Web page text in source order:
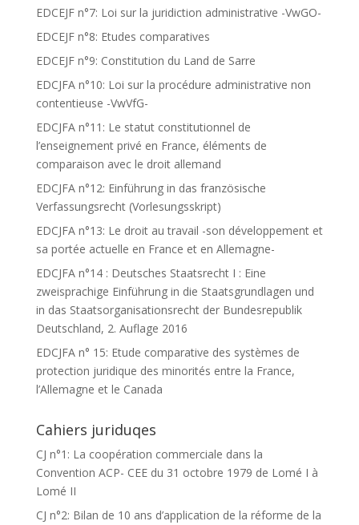
EDCEJF n°7: Loi sur la juridiction administrative -VwGO-
EDCEJF n°8: Etudes comparatives
EDCEJF n°9: Constitution du Land de Sarre
EDCJFA n°10: Loi sur la procédure administrative non
contentieuse -VwVfG-
EDCJFA n°11: Le statut constitutionnel de
l’enseignement privé en France, éléments de
comparaison avec le droit allemand
EDCJFA n°12: Einführung in das französische
Verfassungsrecht (Vorlesungsskript)
EDCJFA n°13: Le droit au travail -son développement et
sa portée actuelle en France et en Allemagne-
EDCJFA n°14 : Deutsches Staatsrecht I : Eine
zweisprachige Einführung in die Staatsgrundlagen und
in das Staatsorganisationsrecht der Bundesrepublik
Deutschland, 2. Auflage 2016
EDCJFA n° 15: Etude comparative des systèmes de
protection juridique des minorités entre la France,
l’Allemagne et le Canada
Cahiers juriduqes
CJ n°1: La coopération commerciale dans la
Convention ACP- CEE du 31 octobre 1979 de Lomé I à
Lomé II
CJ n°2: Bilan de 10 ans d’application de la réforme de la